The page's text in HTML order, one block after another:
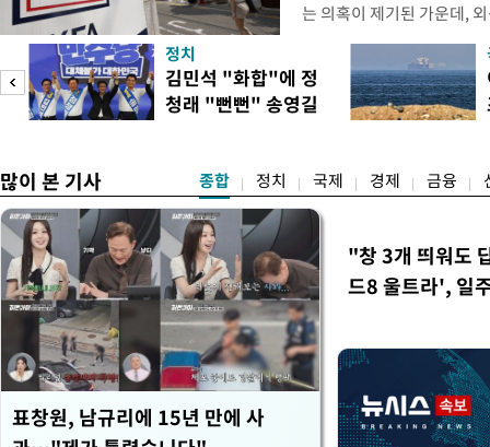
는 의혹이 제기된 가운데,
도하면서 파장이 커지고
광부가 2016년 작성한 감
2011년 3월부터 2012년 3
에 참여한 외국인 심판들에
정치
김민석 "화합"에 정
청래 "뻔뻔" 송영길
많이 본 기사 종합 정치 국제 경제 금융
표창원, 남규리에 15년 만에 사
"창 3개 띄워도
드8 울트라', 일